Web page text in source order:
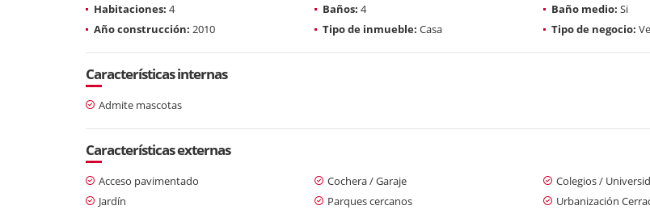
Habitaciones: 4 Baños: 4 Baño medio: Si
Año construcción: 2010 Tipo de inmueble: Casa Tipo de negocio:
Características internas
Admite mascotas
Características externas
Acceso pavimentado Cochera / Garaje Colegios /
Jardín
Parques cercanos Urbanización